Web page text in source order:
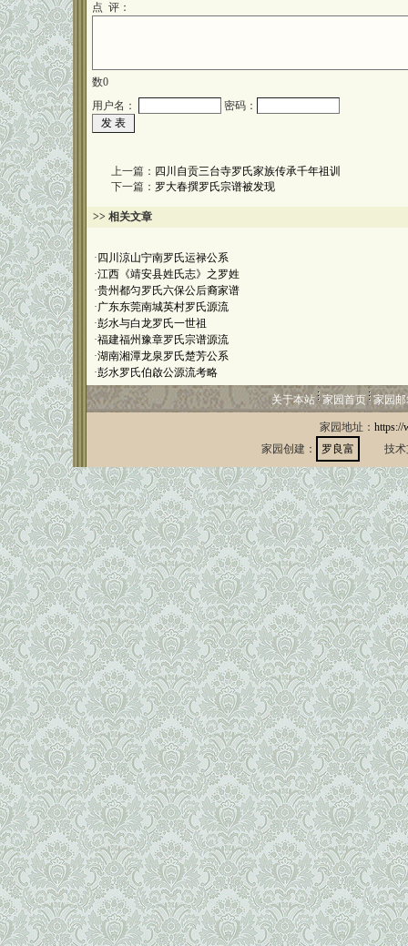
点 评：
数0
用户名：
密码：
上一篇： 四川自贡三台寺罗氏家族传承千年祖训
下一篇： 罗大春撰罗氏宗谱被发现
>> 相关文章
· 四川涼山宁南罗氏运禄公系
·江西《靖安县姓氏志》之罗姓
·贵州都匀罗氏六保公后裔家谱
·广东东莞南城英村罗氏源流
·彭水与白龙罗氏一世祖
·福建福州豫章罗氏宗谱源流
·湖南湘潭龙泉罗氏楚芳公系
·彭水罗氏伯啟公源流考略
关于本站 家园首页 家园
家园地址： https://
家园创建：
罗良富 技术